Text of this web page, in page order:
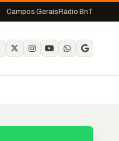
Campos Gerais Rádio BnT